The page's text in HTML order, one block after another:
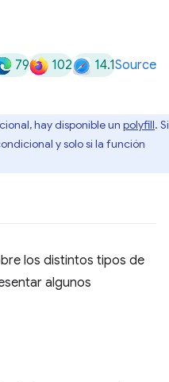
79 102 14.1Source
hay disponible un polyfill. Si
y solo si la función
los distintos tipos de
algunos